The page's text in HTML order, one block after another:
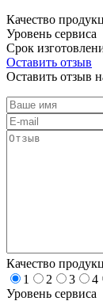
Качество
Уровень сервиса
Срок
Оставить отзыв
Оставить отзыв
Качество
1
2 3 4
Уровень сервиса